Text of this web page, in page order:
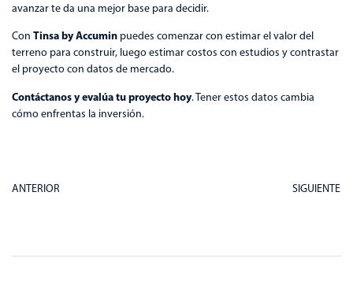
avanzar te da una mejor base para decidir.
Con Tinsa by Accumin puedes comenzar con estimar el valor del
terreno para construir, luego estimar costos con estudios y contrastar
el proyecto con datos de mercado.
Contáctanos y evalúa tu proyecto hoy. Tener estos datos cambia
cómo enfrentas la inversión.
ANTERIOR SIGUIENTE